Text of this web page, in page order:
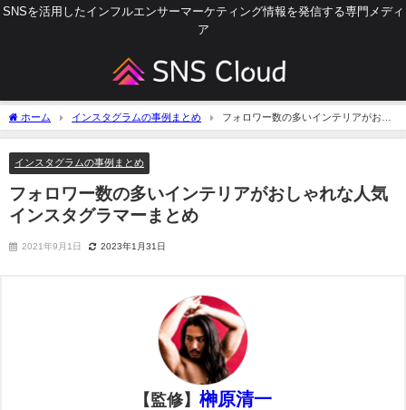
SNSを活用したインフルエンサーマーケティング情報を発信する専門メディ
ア
ホーム インスタグラムの事例まとめ
フォロワー数の多いインテリアがおし
ゃれな人気インスタグラマーまとめ
インスタグラムの事例まとめ
フォロワー数の多いインテリアがおしゃれな人気
インスタグラマーまとめ
2021年9月1日 2023年1月31日
【監修】 榊原清一